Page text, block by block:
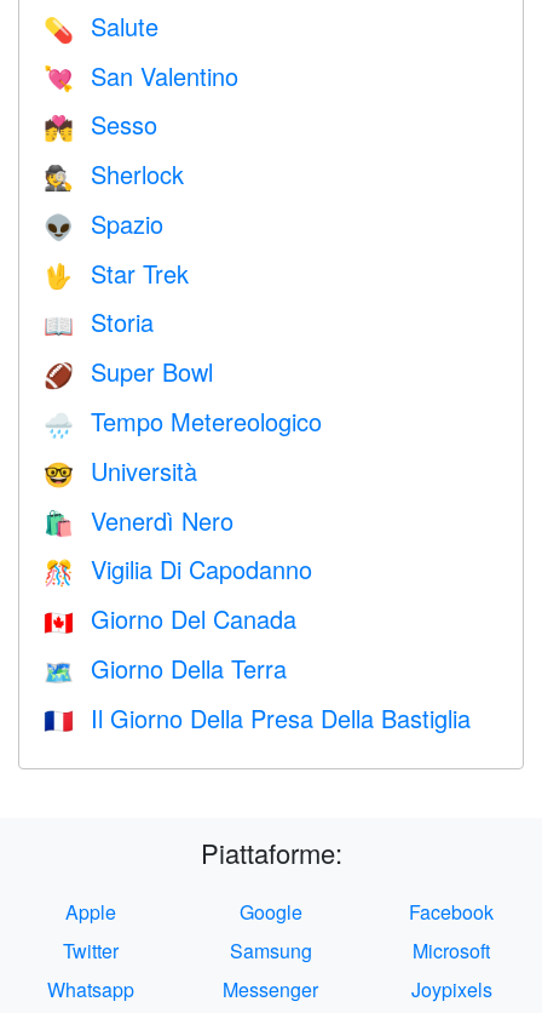
💊 Salute
💘 San Valentino
💏 Sesso
🕵️ Sherlock
👽 Spazio
🖖 Star Trek
📖 Storia
🏈 Super Bowl
🌧 Tempo Metereologico
🤓 Università
🛍 Venerdì Nero
🎊 Vigilia Di Capodanno
🇨🇦 Giorno Del Canada
🗺️ Giorno Della Terra
🇫🇷 Il Giorno Della Presa Della Bastiglia
Piattaforme:
Apple Google
Facebook
Twitter
Samsung
Microsoft
Whatsapp
Messenger
Joypixels